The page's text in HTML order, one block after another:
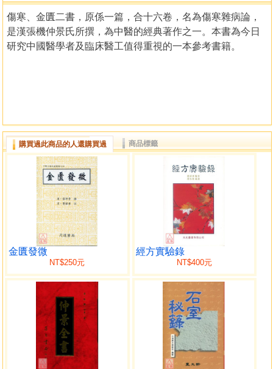
傷寒、金匱二書，原係一篇，合十六卷，名為傷寒雜病論，
是漢張機仲景氏所撰，為中醫的經典著作之一。本書為今日
研究中國醫學者及臨床醫工值得重視的一本參考書籍。
購買過此商品的人還購買過 商品標籤
金匱發微
NT$250元
經方實驗錄
NT$400元